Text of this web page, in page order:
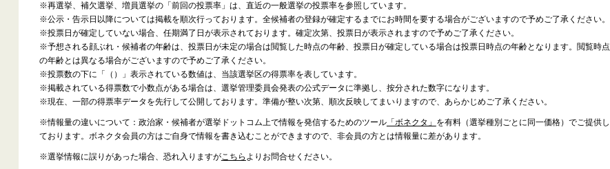
※再選挙、補欠選挙、増員選挙の「前回の投票率」は、直近の一般選挙の投票率を参照しています。
※公示・告示日以降については掲載を順次行っております。全候補者の登録が確定するまでにお時間を要する場合がございますので予めご了承ください。
※投票日が確定していない場合、任期満了日が表示されております。確定次第、投票日が表示されますので予めご了承ください。
※予想される顔ぶれ・候補者の年齢は、投票日が未定の場合は閲覧した時点の年齢、投票日が確定している場合は投票日時点の年齢となります。閲覧時点
の年齢とは異なる場合がございますので予めご了承ください。
※投票数の下に「（）」表示されている数値は、当該選挙区の得票率を表しています。
※掲載されている得票数で小数点がある場合は、選挙管理委員会発表の公式データに準拠し、按分された数字になります。
※現在、一部の得票率データを先行して公開しております。準備が整い次第、順次反映してまいりますので、あらかじめご了承ください。
※情報量の違いについて：政治家・候補者が選挙ドットコム上で情報を発信するためのツール「ボネクタ」 を有料（選挙種別ごとに同一価格）でご提供し
ております。ボネクタ会員の方はご自身で情報を書き込むことができますので、非会員の方とは情報量に差があります。
※選挙情報に誤りがあった場合、恐れ入りますがこちら よりお問合せください。